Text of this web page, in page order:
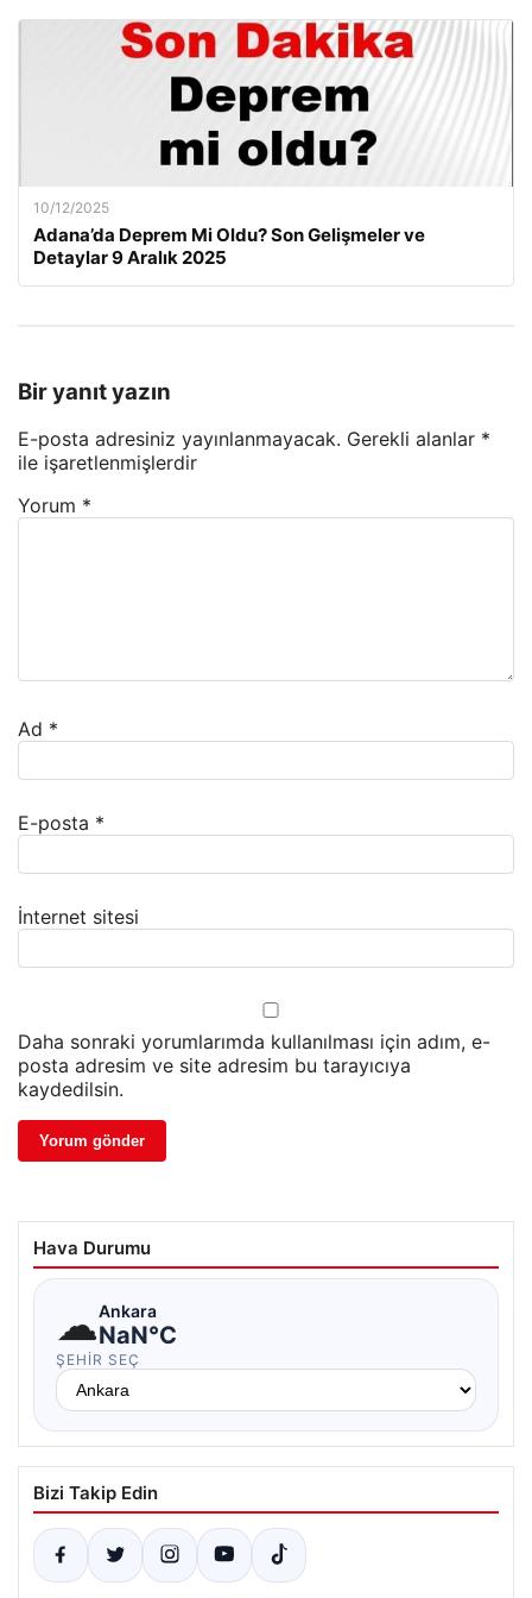
10/12/2025
Adana’da Deprem Mi Oldu? Son Gelişmeler ve
Detaylar 9 Aralık 2025
Bir yanıt yazın
E-posta adresiniz yayınlanmayacak. Gerekli alanlar *
ile işaretlenmişlerdir
Yorum *
Ad *
E-posta *
İnternet sitesi
Daha sonraki yorumlarımda kullanılması için adım, e-
posta adresim ve site adresim bu tarayıcıya
kaydedilsin.
Hava Durumu
☁Ankara
NaN°C
ŞEHIR SEÇ
Bizi Takip Edin